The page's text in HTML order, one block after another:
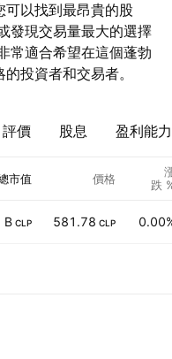
以找到最昂貴的股
發現交易量最大的選擇
常適合希望在這個蓬勃
投資者和交易者。
評價 股息 盈利能力
市值 價格
跌
B CLP 581.78 CLP